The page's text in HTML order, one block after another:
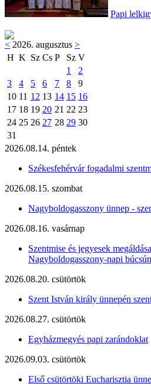
Papi
< 2026. augusztus >
H K Sz Cs P Sz V
1
2
3
4 5 6 7 8
9
10 11 12 13 14 15 16
17 18 19 20 21 22 23
24 25 26 27 28 29 30
31
2026.08.14. péntek
Székesfehérvár fogadalmi
2026.08.15. szombat
Nagyboldogasszony ünnep -
2026.08.16. vasárnap
Szentmise és jegyesek
Nagyboldogasszony-napi búcsún
2026.08.20. csütörtök
Szent István király ünnepén
2026.08.27. csütörtök
Egyházmegyés papi zarándoklat
2026.09.03. csütörtök
Első csütörtöki Eucharisztia